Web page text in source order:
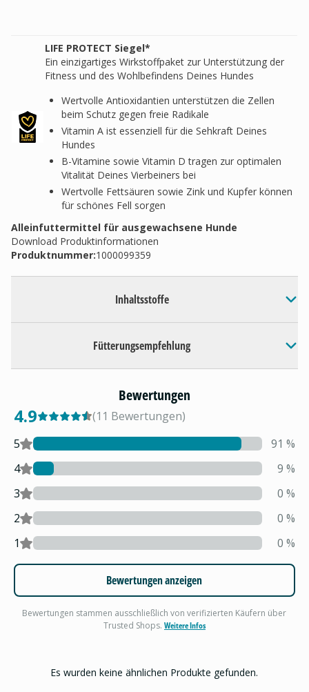
LIFE PROTECT Siegel*
Ein einzigartiges Wirkstoffpaket zur Unterstützung der
Fitness und des Wohlbefindens Deines Hundes
Wertvolle Antioxidantien unterstützen die Zellen
beim Schutz gegen freie Radikale
Vitamin A ist essenziell für die Sehkraft Deines
Hundes
B-Vitamine sowie Vitamin D tragen zur optimalen
Vitalität Deines Vierbeiners bei
Wertvolle Fettsäuren sowie Zink und Kupfer können
für schönes Fell sorgen
Alleinfuttermittel für ausgewachsene Hunde
Download Produktinformationen
Produktnummer:1000099359
Inhaltsstoffe
Fütterungsempfehlung
Bewertungen
4.9 (11 Bewertungen)
5
91 %
4
9 %
3
0 %
2
0 %
1
0 %
Bewertungen anzeigen
Bewertungen stammen ausschließlich von verifizierten Käufern über
Trusted Shops. Weitere Infos
Es wurden keine ähnlichen Produkte gefunden.